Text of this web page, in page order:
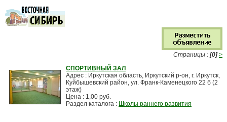
Страницы : [0] >
СПОРТИВНЫЙ ЗАЛ
Адрес : Иркутская область, Иркутский р-он, г. Иркутск,
Куйбышевский район, ул. Франк-Каменецкого 22 б (2
этаж)
Цена : 1,00 руб.
Раздел каталога : Школы раннего развития